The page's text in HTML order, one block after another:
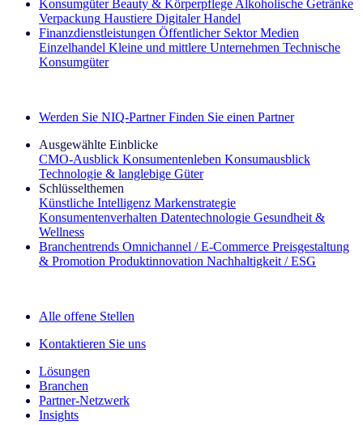
Konsumgüter Beauty & Körperpflege Alkoholische Getränke
Verpackung Haustiere Digitaler Handel
Finanzdienstleistungen Öffentlicher Sektor Medien
Einzelhandel Kleine und mittlere Unternehmen Technische
Konsumgüter
Werden Sie NIQ-Partner Finden Sie einen Partner
Ausgewählte Einblicke
CMO‑Ausblick Konsumentenleben Konsumausblick
Technologie & langlebige Güter
Schlüsselthemen
Künstliche Intelligenz Markenstrategie
Konsumentenverhalten Datentechnologie Gesundheit &
Wellness
Branchentrends Omnichannel / E‑Commerce Preisgestaltung
& Promotion Produktinnovation Nachhaltigkeit / ESG
Alle offene Stellen
Kontaktieren Sie uns
Lösungen
Branchen
Partner-Netzwerk
Insights